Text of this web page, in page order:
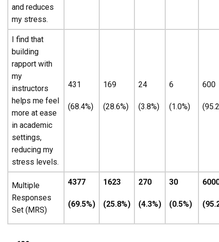
and reduces
my stress.
I find that
building
rapport with
my
instructors
helps me feel
more at ease
in academic
settings,
reducing my
stress levels.
431
(68.4%)
169
(28.6%)
24
(3.8%)
6
(1.0%)
600
Multiple
Responses
Set (MRS)
4377
(69.5%)
1623
(25.8%)
270
(4.3%)
30
(0.5%)